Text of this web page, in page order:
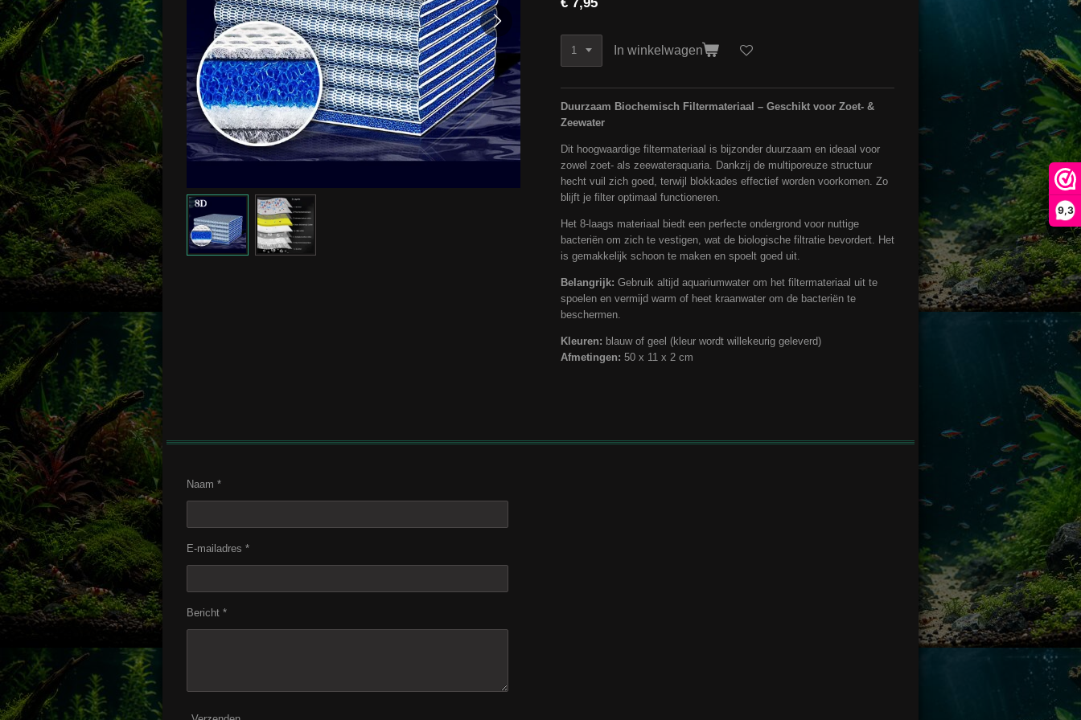
9,3
In winkelwagen
Duurzaam Biochemisch Filtermateriaal – Geschikt voor Zoet- &
Zeewater
Dit hoogwaardige filtermateriaal is bijzonder duurzaam en ideaal voor
zowel zoet- als zeewateraquaria. Dankzij de multiporeuze structuur
hecht vuil zich goed, terwijl blokkades effectief worden voorkomen. Zo
blijft je filter optimaal functioneren.
Het 8-laags materiaal biedt een perfecte ondergrond voor nuttige
bacteriën om zich te vestigen, wat de biologische filtratie bevordert. Het
is gemakkelijk schoon te maken en spoelt goed uit.
Belangrijk: Gebruik altijd aquariumwater om het filtermateriaal uit te
spoelen en vermijd warm of heet kraanwater om de bacteriën te
beschermen.
Kleuren: blauw of geel (kleur wordt willekeurig geleverd)
Afmetingen: 50 x 11 x 2 cm
Naam *
E-mailadres *
Bericht *